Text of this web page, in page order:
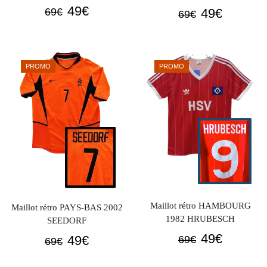
69€ Le
était :
69€.
49€Le
est :
49€.
69€ Le
était :
69€.
49€Le
est :
49€.
PROMO
Maillot rétro PAYS-BAS 2002
SEEDORF
69€ Le
49€Le
PROMO
Maillot rétro HAMBOURG
1982 HRUBESCH
69€ Le
49€Le